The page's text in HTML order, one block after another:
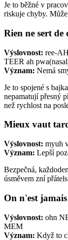
Je to běžné v
riskuje chyby.
Rien ne sert
Výslovnost: ree-
TEER ah
Význam: Nemá
Je to spojené s
nepamatují přesný
než rychlost na
Mieux vaut
Výslovnost: myuh
Význam: Lepší
Bezpečná,
úsměvem zní
On n'est
Výslovnost: ohn
MEM
Význam: Když to